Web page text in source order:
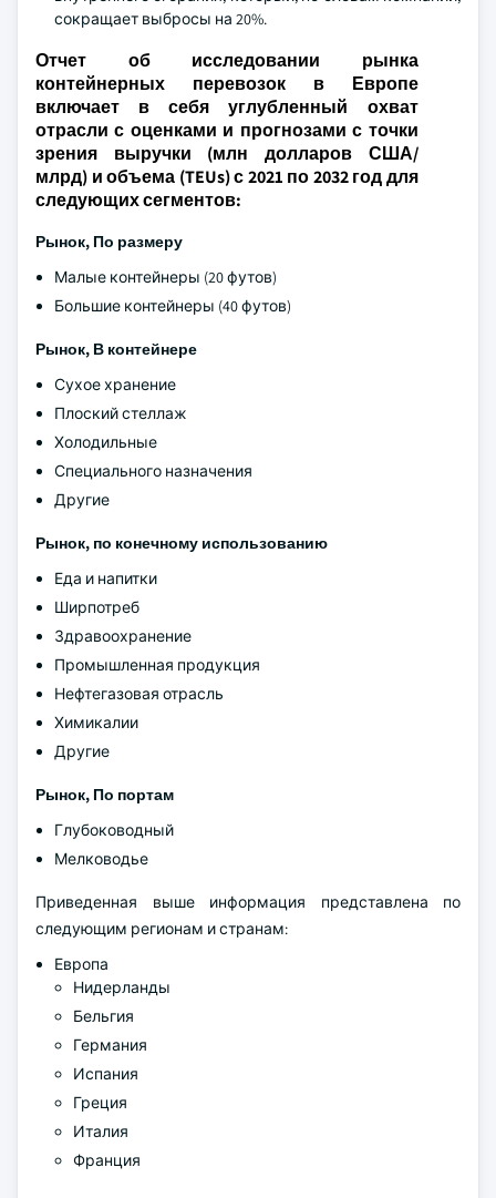
сокращает выбросы на 20%.
Отчет об исследовании рынка
контейнерных перевозок в Европе
включает в себя углубленный охват
отрасли с оценками и прогнозами с точки
зрения выручки (млн долларов США/
млрд) и объема (TEUs) с 2021 по 2032 год для
следующих сегментов:
Рынок, По размеру
Малые контейнеры (20 футов)
Большие контейнеры (40 футов)
Рынок, В контейнере
Сухое хранение
Плоский стеллаж
Холодильные
Специального назначения
Другие
Рынок, по конечному использованию
Еда и напитки
Ширпотреб
Здравоохранение
Промышленная продукция
Нефтегазовая отрасль
Химикалии
Другие
Рынок, По портам
Глубоководный
Мелководье
Приведенная выше информация представлена по
следующим регионам и странам:
Европа
Нидерланды
Бельгия
Германия
Испания
Греция
Италия
Франция